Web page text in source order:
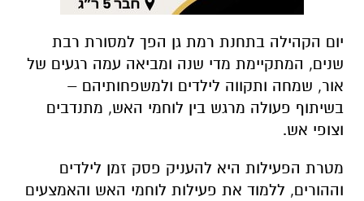
יום הקהילה בתחנת רמת גן הפך למסורת רבת
שנים, המתקיימת מדי שנה ומביאה עמה רגעים של
אור, שמחה ותקווה לילדים ולמשפחותיהם –
בשיתוף פעולה מרגש בין לוחמי האש, מתנדבים
וצופי אש.
מטרת הפעילות היא להעניק פסק זמן לילדים
וההורים, ללמוד את פעילות לוחמי האש והאמצעים